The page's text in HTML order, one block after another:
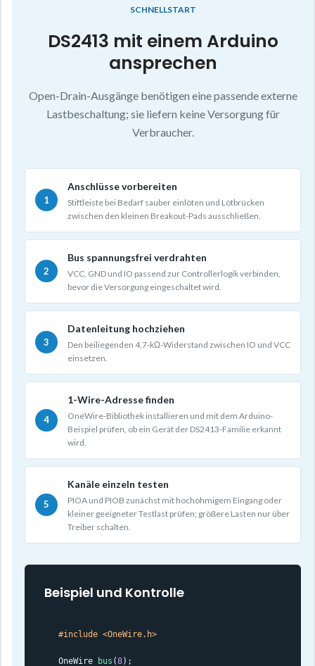
SCHNELLSTART
DS2413 mit einem Arduino
ansprechen
Open-Drain-Ausgänge benötigen eine passende externe
Lastbeschaltung; sie liefern keine Versorgung für
Verbraucher.
Anschlüsse vorbereiten
Stiftleiste bei Bedarf sauber einlöten und Lötbrücken
zwischen den kleinen Breakout-Pads ausschließen.
Bus spannungsfrei verdrahten
VCC, GND und IO passend zur Controllerlogik verbinden,
bevor die Versorgung eingeschaltet wird.
Datenleitung hochziehen
Den beiliegenden 4,7-kΩ-Widerstand zwischen IO und VCC
einsetzen.
1-Wire-Adresse finden
OneWire-Bibliothek installieren und mit dem Arduino-
Beispiel prüfen, ob ein Gerät der DS2413-Familie erkannt
wird.
Kanäle einzeln testen
PIOA und PIOB zunächst mit hochohmigem Eingang oder
kleiner geeigneter Testlast prüfen; größere Lasten nur über
Treiber schalten.
Beispiel und Kontrolle
#include <OneWire.h>
OneWire bus (8